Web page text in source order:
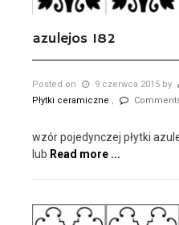
azulejos 182
Posted on 9 czerwca 2015 by
Płytki ceramiczne
wzór pojedynczej płytki
lub Read more ...